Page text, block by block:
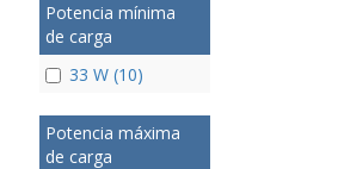
Potencia mínima
de carga
33 W (10)
Potencia máxima
de carga